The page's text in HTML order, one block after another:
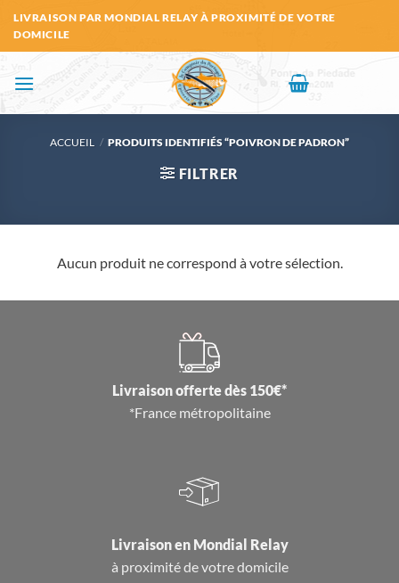
Passer
au
contenu
LIVRAISON PAR MONDIAL RELAY À PROXIMITÉ DE VOTRE
DOMICILE
ACCUEIL / PRODUITS IDENTIFIÉS “POIVRON DE PADRON”
FILTRER
Aucun produit ne correspond à votre sélection.
Livraison offerte dès 150€*
*France métropolitaine
Livraison en Mondial Relay
à proximité de votre domicile